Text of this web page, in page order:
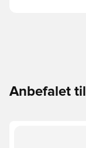
Anbefalet